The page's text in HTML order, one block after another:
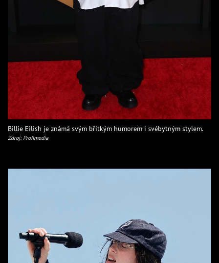
Billie Eilish je známá svým břitkým humorem i svébytným stylem.
Zdroj: Profimedia